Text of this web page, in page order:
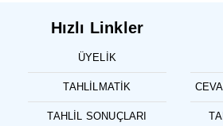
Hızlı Linkler
ÜYELIK
TAHLILMATIK
TAHLIL SONUÇLARI